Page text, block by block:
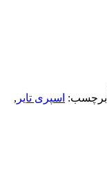
برچسب: اسپری تایر ,